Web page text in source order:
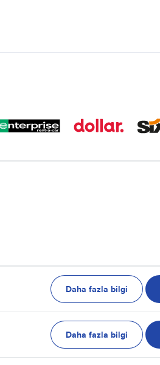
Daha fazla bilgi
Daha fazla bilgi